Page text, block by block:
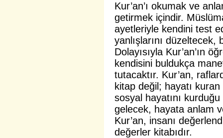
Kur’an’ı okumak ve
getirmek içindir.
ayetleriyle kendini test
yanlışlarını
Dolayısıyla Kur’an’ın
kendisini buldukça
tutacaktır. Kur’an,
kitap değil; hayatı
sosyal hayatını
gelecek, hayata anlam
Kur’an, insanı
değerler kitabıdır.